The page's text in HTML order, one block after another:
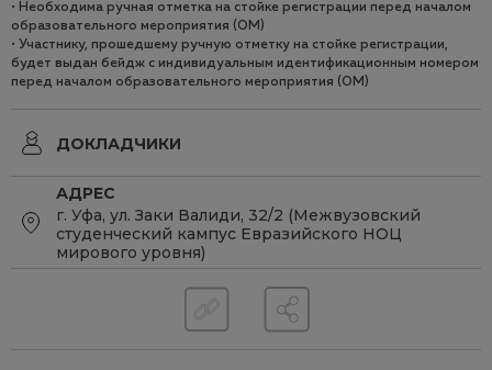
• Необходима ручная отметка на стойке регистрации перед началом
образовательного мероприятия (ОМ)
• Участнику, прошедшему ручную отметку на стойке регистрации,
будет выдан бейдж с индивидуальным идентификационным номером
перед началом образовательного мероприятия (ОМ)
ДОКЛАДЧИКИ
АДРЕС
г. Уфа, ул. Заки Валиди, 32/2 (Межвузовский
студенческий кампус Евразийского НОЦ
мирового уровня)